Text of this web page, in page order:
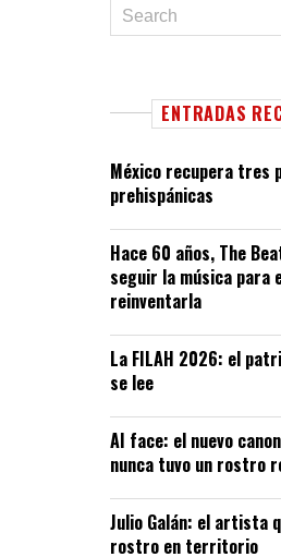
ENTRADAS
México recupera tres
prehispánicas
Hace 60 años, The
seguir la música para
reinventarla
La FILAH 2026: el
se lee
AI face: el nuevo
nunca tuvo un rostro
Julio Galán: el artista
rostro en territorio